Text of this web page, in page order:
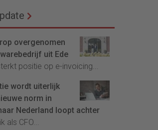
overgenomen
uit Ede
positie op e-invoicing...
wordt uiterlijk
norm in
Nederland loopt achter
als CFO...